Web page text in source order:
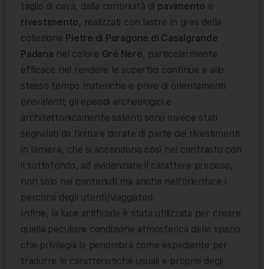
taglio di cava, dalla continuità di pavimento e
rivestimento, realizzati con lastre in gres della
collezione Pietre di Paragone di Casalgrande
Padana nel colore Gré Nero, particolarmente
efficace nel rendere le superfici continue e allo
stesso tempo materiche e prive di orientamenti
prevalenti; gli episodi archeologici e
architettonicamente salienti sono invece stati
segnalati da finiture dorate di parte dei rivestimenti
in lamiera, che si accendono così nel contrasto con
il sottofondo, ad evidenziare il carattere prezioso,
non solo nei contenuti ma anche nell’orientare i
percorsi degli utenti/viaggiatori.
Infine, la luce artificiale è stata utilizzata per creare
quella peculiare condizione atmosferica dello spazio
che privilegia la penombra come espediente per
tradurre le caratteristiche usuali e proprie degli